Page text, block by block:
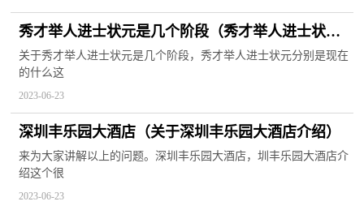
秀才举人进士状元是几个阶段（秀才举人进士状元
分别是现在的什么）-焦点热议
关于秀才举人进士状元是几个阶段，秀才举人进士状元分别是现在
的什么这
2023-06-23
深圳丰乐园大酒店（关于深圳丰乐园大酒店介绍）
来为大家讲解以上的问题。深圳丰乐园大酒店，圳丰乐园大酒店介
绍这个很
2023-06-23